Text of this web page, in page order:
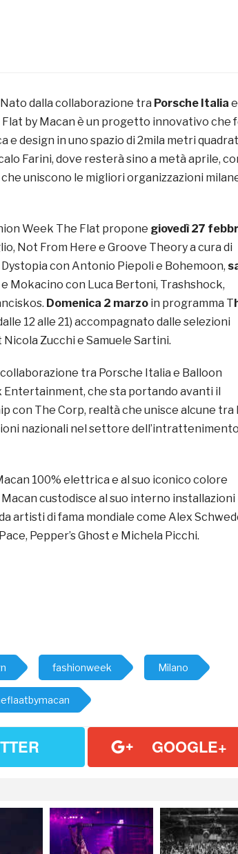
Nato dalla collaborazione tra Porsche Italia
Flat by Macan è un progetto innovativo che
e design in uno spazio di 2mila metri
Farini, dove resterà sino a metà aprile,
uniscono le migliori organizzazioni
Week The Flat propone giovedì 27
Not From Here e Groove Theory a cura di
Dystopia con Antonio Piepoli e Bohemoon,
Mokacino con Luca Bertoni, Trashshock,
Domenica 2 marzo in programma T
12 alle 21) accompagnato dalle selezioni
Zucchi e Samuele Sartini.
tra Porsche Italia e Balloon
Entertainment, che sta portando avanti il
con The Corp, realtà che unisce alcune tra
nazionali nel settore dell’intrattenimento
100% elettrica e al suo iconico colore
custodisce al suo interno installazioni
artisti di fama mondiale come Alex
Pepper’s Ghost e Michela Picchi.
fashionweek Milano
GOOGLE+